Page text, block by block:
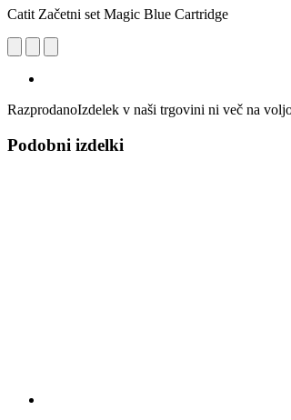
Catit Začetni set Magic Blue Cartridge
RazprodanoIzdelek v naši trgovini ni več na
Podobni izdelki